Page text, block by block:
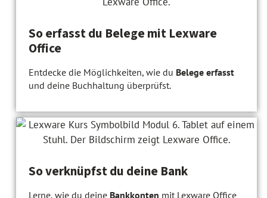
So erfasst du Belege mit Lexware
Office
Entdecke die Möglichkeiten, wie du Belege erfasst
und deine Buchhaltung überprüfst.
So verknüpfst du deine Bank
Lerne, wie du deine Bankkonten mit Lexware Office